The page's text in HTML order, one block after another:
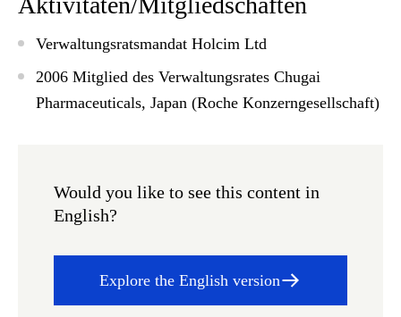
Verwaltungsratsmandat Holcim Ltd
2006 Mitglied des Verwaltungsrates Chugai
Pharmaceuticals, Japan (Roche Konzerngesellschaft)
Would you like to see this content in
English?
Explore the English version